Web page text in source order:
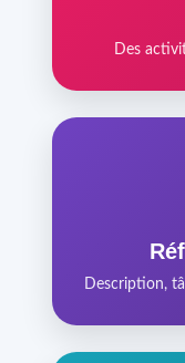
Des
Description,